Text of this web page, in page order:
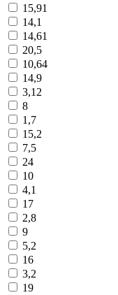
15,91
14,1
14,61
20,5
10,64
14,9
3,12
8
1,7
15,2
7,5
24
10
4,1
17
2,8
9
5,2
16
3,2
19